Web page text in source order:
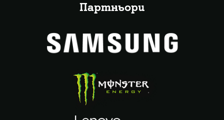
Партньори